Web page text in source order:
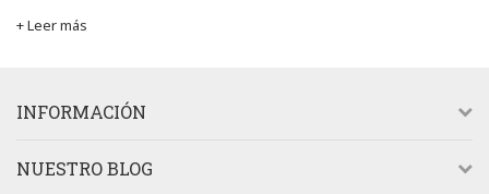
+ Leer más
INFORMACIÓN
NUESTRO BLOG